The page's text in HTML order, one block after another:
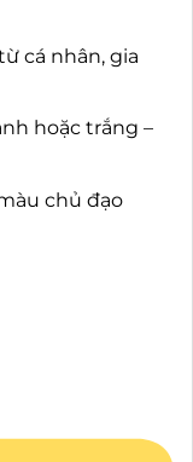
cá nhân, gia
hoặc trắng –
chủ đạo